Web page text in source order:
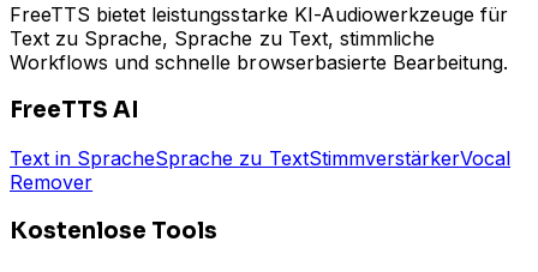
FreeTTS bietet leistungsstarke KI-Audiowerkzeuge für
Text zu Sprache, Sprache zu Text, stimmliche
Workflows und schnelle browserbasierte Bearbeitung.
FreeTTS AI
Text in SpracheSprache zu TextStimmverstärkerVocal
Remover
Kostenlose Tools